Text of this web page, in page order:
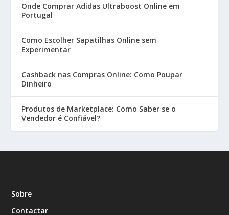
Onde Comprar Adidas Ultraboost Online em
Portugal
Como Escolher Sapatilhas Online sem
Experimentar
Cashback nas Compras Online: Como Poupar
Dinheiro
Produtos de Marketplace: Como Saber se o
Vendedor é Confiável?
Sobre
Contactar